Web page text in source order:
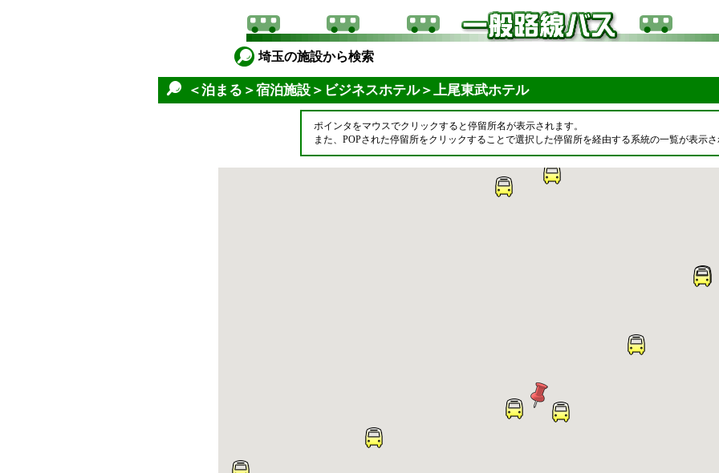
埼玉の施設から検索
＜泊まる＞宿泊施設＞ビジネスホテル＞上尾東武ホテル
ポインタをマウスでクリックすると停留所名が表示されます。
また、POPされた停留所をクリックすることで選択した停留所を経由する系統の一覧が表示